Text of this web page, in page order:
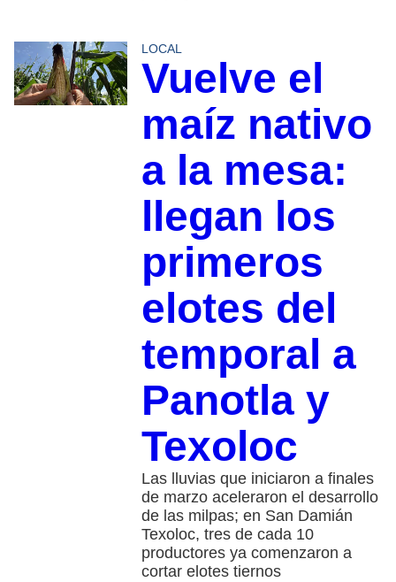
LOCAL
Vuelve el
maíz nativo
a la mesa:
llegan los
primeros
elotes del
temporal a
Panotla y
Texoloc
Las lluvias que iniciaron a finales
de marzo aceleraron el desarrollo
de las milpas; en San Damián
Texoloc, tres de cada 10
productores ya comenzaron a
cortar elotes tiernos